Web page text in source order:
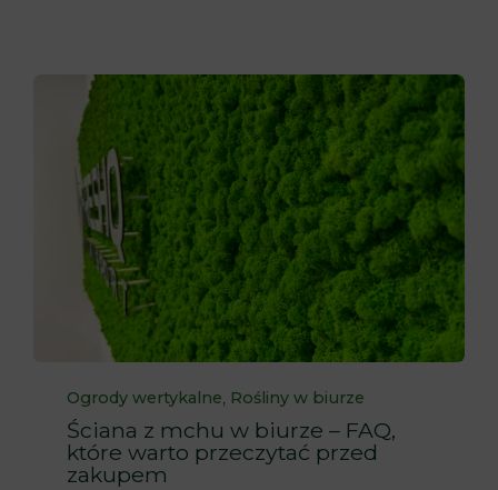
Category
Ogrody wertykalne, Rośliny w biurze
Ściana z mchu w biurze – FAQ,
które warto przeczytać przed
zakupem